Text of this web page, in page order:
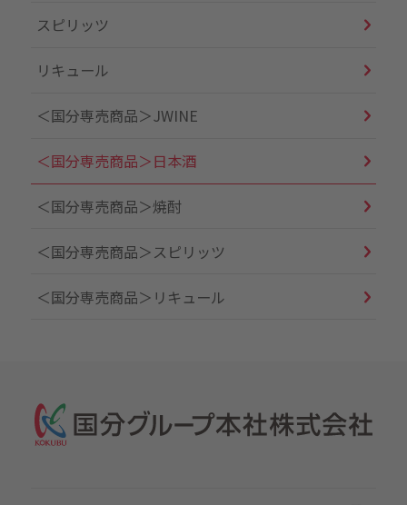
スピリッツ
リキュール
＜国分専売商品＞JWINE
＜国分専売商品＞日本酒
＜国分専売商品＞焼酎
＜国分専売商品＞スピリッツ
＜国分専売商品＞リキュール